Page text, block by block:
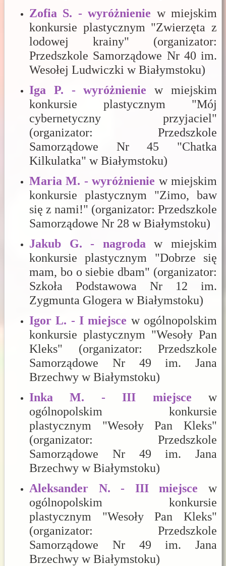
Zofia S. - wyróżnienie w miejskim
konkursie plastycznym "Zwierzęta z
lodowej krainy" (organizator:
Przedszkole Samorządowe Nr 40 im.
Wesołej Ludwiczki w Białymstoku)
Iga P. - wyróżnienie w miejskim
konkursie plastycznym "Mój
cybernetyczny przyjaciel"
(organizator: Przedszkole
Samorządowe Nr 45 "Chatka
Kilkulatka" w Białymstoku)
Maria M. - wyróżnienie w miejskim
konkursie plastycznym "Zimo, baw
się z nami!" (organizator: Przedszkole
Samorządowe Nr 28 w Białymstoku)
Jakub G. - nagroda w miejskim
konkursie plastycznym "Dobrze się
mam, bo o siebie dbam" (organizator:
Szkoła Podstawowa Nr 12 im.
Zygmunta Glogera w Białymstoku)
Igor L. - I miejsce w ogólnopolskim
konkursie plastycznym "Wesoły Pan
Kleks" (organizator: Przedszkole
Samorządowe Nr 49 im. Jana
Brzechwy w Białymstoku)
Inka M. - III miejsce w
ogólnopolskim konkursie
plastycznym "Wesoły Pan Kleks"
(organizator: Przedszkole
Samorządowe Nr 49 im. Jana
Brzechwy w Białymstoku)
Aleksander N. - III miejsce w
ogólnopolskim konkursie
plastycznym "Wesoły Pan Kleks"
(organizator: Przedszkole
Samorządowe Nr 49 im. Jana
Brzechwy w Białymstoku)